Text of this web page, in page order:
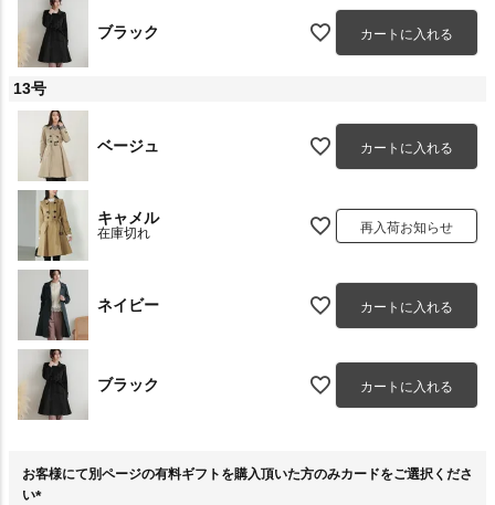
ブラック カートに入れる
13号
ベージュ カートに入れる
キャメル
在庫切れ 再入荷お知らせ
ネイビー カートに入れる
ブラック カートに入れる
お客様にて別ページの有料ギフトを購入頂いた方のみカードをご選択くださ
い